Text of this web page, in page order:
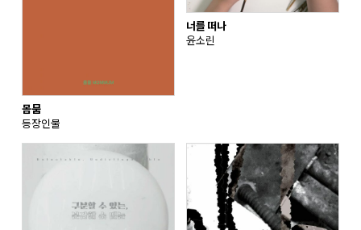
몸뭄
등장인물
너를 떠나
윤소린